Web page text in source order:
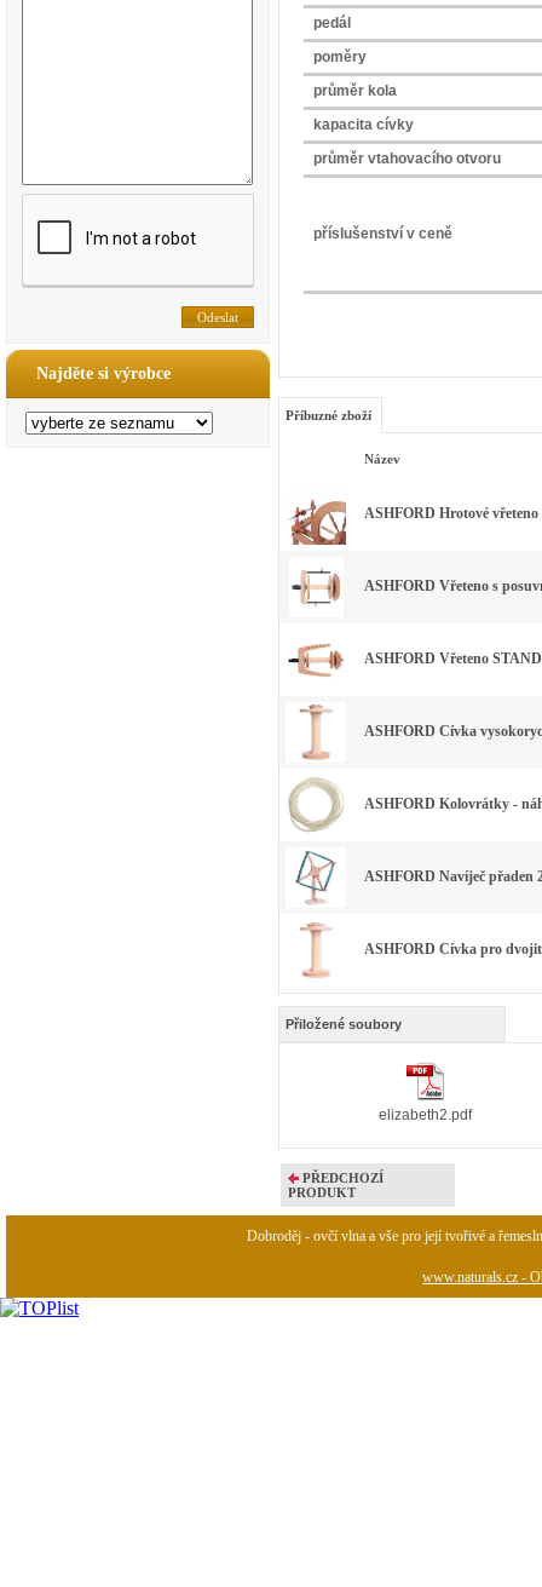
Najděte si výrobce
pedál
poměry
průměr kola
kapacita cívky
průměr vtahovacího otvoru
příslušenství v ceně
Příbuzné zboží
Název
ASHFORD Hrotové vřeteno
ASHFORD Vřeteno s
ASHFORD Vřeteno
ASHFORD Cívka
ASHFORD Kolovrátky -
ASHFORD Navíječ přaden
ASHFORD Cívka pro
Přiložené soubory
elizabeth2.pdf
PŘEDCHOZÍ
PRODUKT
Dobroděj - ovčí vlna a vše pro její tvořivé a
www.naturals.cz -